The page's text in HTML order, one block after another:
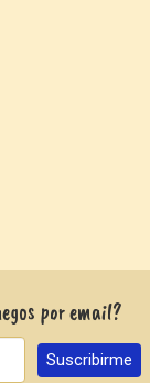
por email?